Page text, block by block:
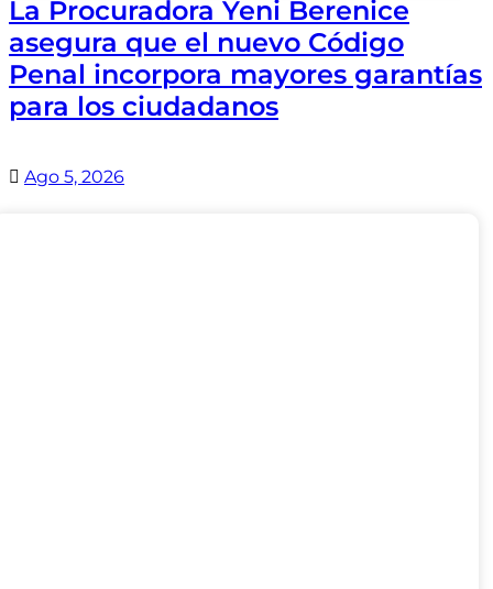
La Procuradora Yeni Berenice
asegura que el nuevo Código
Penal incorpora mayores garantías
para los ciudadanos
Ago 5, 2026